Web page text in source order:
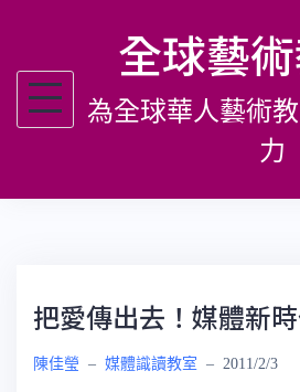
主
全球藝
為全球華人藝術
力
把愛傳出去！媒體新
陳佳瑩 – 媒體識讀教室 – 2011/2/3